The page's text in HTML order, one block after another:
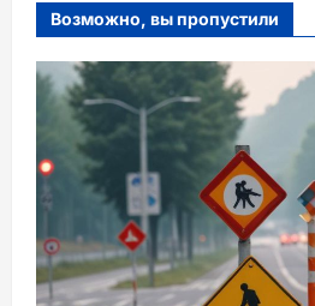
Возможно, вы пропустили